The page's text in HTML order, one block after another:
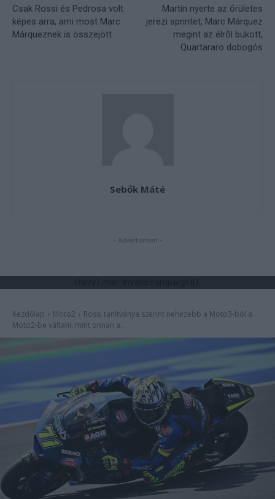
Csak Rossi és Pedrosa volt
képes arra, ami most Marc
Márqueznek is összejött
Martín nyerte az őrületes
jerezi sprintet, Marc Márquez
megint az élről bukott,
Quartararo dobogós
Sebők Máté
- Advertisment -